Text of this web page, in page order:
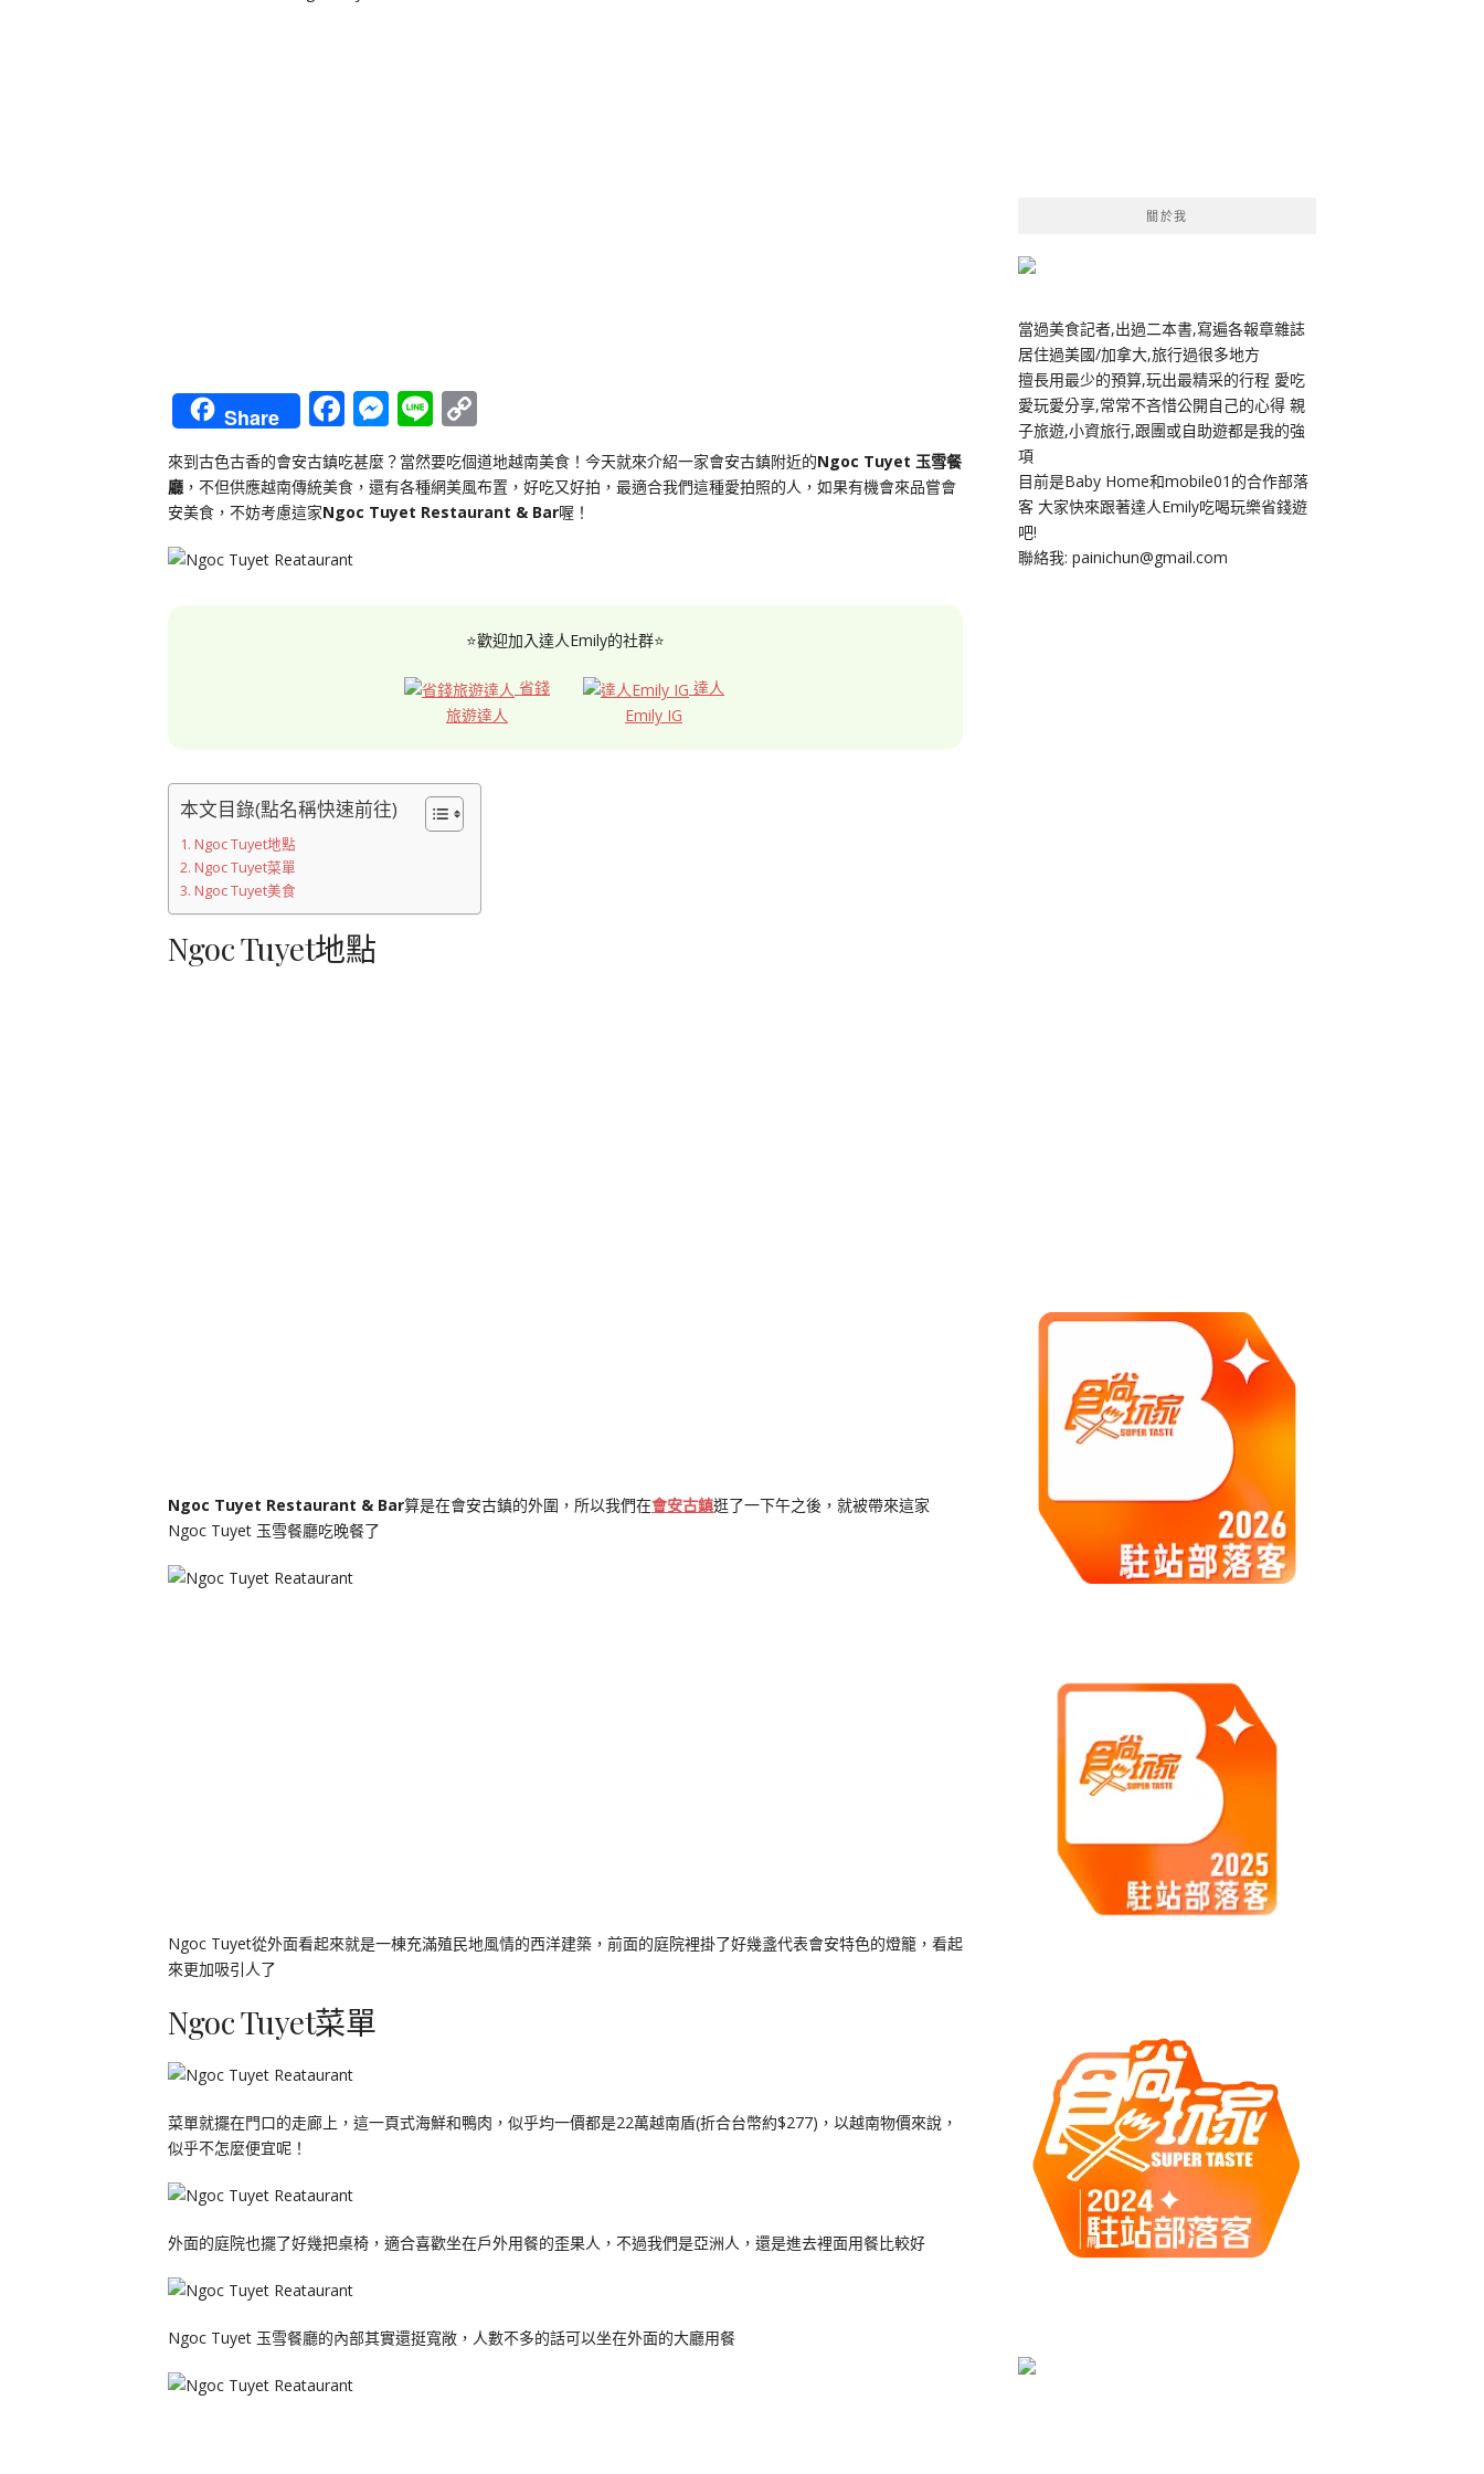
Share Facebook
Messenger
Line
Link
來到古色古香的會安古鎮吃甚麼？當然要吃個道地越南美食！今天就來介紹一家會安古鎮附近的Ngoc Tuyet 玉雪餐
廳 ，不但供應越南傳統美食，還有各種網美風布置，好吃又好拍，最適合我們這種愛拍照的人，如果有機會來品嘗會
安美食，不妨考慮這家Ngoc Tuyet Restaurant & Bar喔！
⭐歡迎加入達人Emily的社群⭐
省錢
旅遊達人
達人
Emily IG
本文目錄(點名稱快速前往)
Ngoc Tuyet地點
Ngoc Tuyet菜單
Ngoc Tuyet美食
Ngoc Tuyet地點
Ngoc Tuyet Restaurant & Bar算是在會安古鎮的外圍，所以我們在會安古鎮逛了一下午之後，就被帶來這家
Ngoc Tuyet 玉雪餐廳吃晚餐了
Ngoc Tuyet從外面看起來就是一棟充滿殖民地風情的西洋建築，前面的庭院裡掛了好幾盞代表會安特色的燈籠，看起
來更加吸引人了
Ngoc Tuyet菜單
菜單就擺在門口的走廊上，這一頁式海鮮和鴨肉，似乎均一價都是22萬越南盾(折合台幣約$277)，以越南物價來說，
似乎不怎麼便宜呢！
外面的庭院也擺了好幾把桌椅，適合喜歡坐在戶外用餐的歪果人，不過我們是亞洲人，還是進去裡面用餐比較好
Ngoc Tuyet 玉雪餐廳的內部其實還挺寬敞，人數不多的話可以坐在外面的大廳用餐
關於我
當過美食記者,出過二本書,寫遍各報章雜誌
居住過美國/加拿大,旅行過很多地方
擅長用最少的預算,玩出最精采的行程 愛吃
愛玩愛分享,常常不吝惜公開自己的心得 親
子旅遊,小資旅行,跟團或自助遊都是我的強
項
目前是Baby Home和mobile01的合作部落
客 大家快來跟著達人Emily吃喝玩樂省錢遊
吧!
聯絡我: painichun@gmail.com